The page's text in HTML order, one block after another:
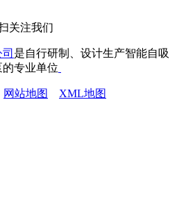
关注我们
是自行研制、设计生产智能自吸
专业单位
网站地图 XML地图